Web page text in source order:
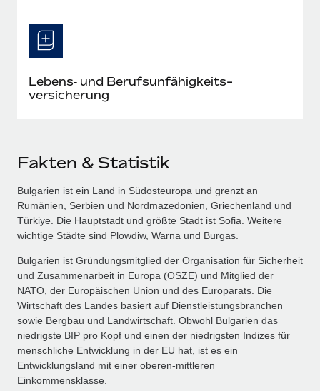
Lebens‑ und Berufs­unfähigkeits­
versicherung
Fakten & Statistik
Bulgarien ist ein Land in Südosteuropa und grenzt an
Rumänien, Serbien und Nordmazedonien, Griechenland und
Türkiye. Die Hauptstadt und größte Stadt ist Sofia. Weitere
wichtige Städte sind Plowdiw, Warna und Burgas.
Bulgarien ist Gründungsmitglied der Organisation für Sicherheit
und Zusammenarbeit in Europa (OSZE) und Mitglied der
NATO, der Europäischen Union und des Europarats. Die
Wirtschaft des Landes basiert auf Dienstleistungsbranchen
sowie Bergbau und Landwirtschaft. Obwohl Bulgarien das
niedrigste BIP pro Kopf und einen der niedrigsten Indizes für
menschliche Entwicklung in der EU hat, ist es ein
Entwicklungsland mit einer oberen‑mittleren
Einkommensklasse.